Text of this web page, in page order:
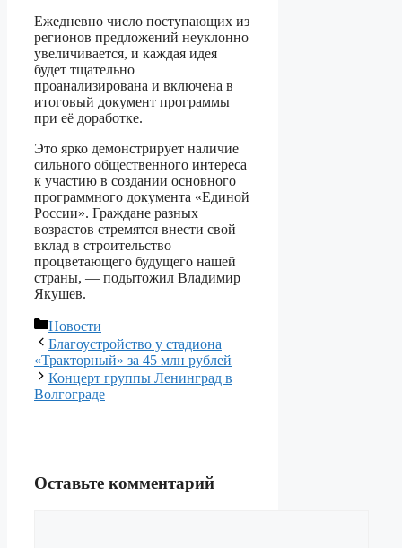
Ежедневно число поступающих из
регионов предложений неуклонно
увеличивается, и каждая идея
будет тщательно
проанализирована и включена в
итоговый документ программы
при её доработке.
Это ярко демонстрирует наличие
сильного общественного интереса
к участию в создании основного
программного документа «Единой
России». Граждане разных
возрастов стремятся внести свой
вклад в строительство
процветающего будущего нашей
страны, — подытожил Владимир
Якушев.
Рубрики
Новости
Благоустройство у стадиона
«Тракторный» за 45 млн рублей
Концерт группы Ленинград в
Волгограде
Оставьте комментарий